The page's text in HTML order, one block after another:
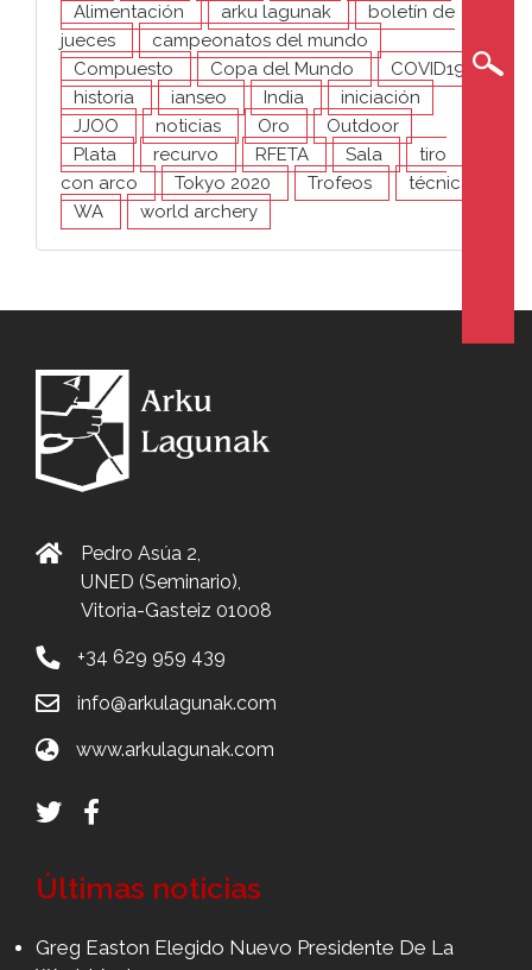
Alimentación
arku lagunak
boletín de
jueces
campeonatos del mundo
Compuesto
Copa del Mundo
COVID19
historia
ianseo India
iniciación
JJOO
noticias Oro
Outdoor
Plata
recurvo RFETA Sala
tiro
con arco
Tokyo 2020 Trofeos
técnica
WA
world archery
Pedro Asúa 2,
UNED (Seminario),
Vitoria-Gasteiz 01008
+34 629 959 439
info@arkulagunak.com
www.arkulagunak.com
Últimas noticias
Greg Easton Elegido Nuevo Presidente De La